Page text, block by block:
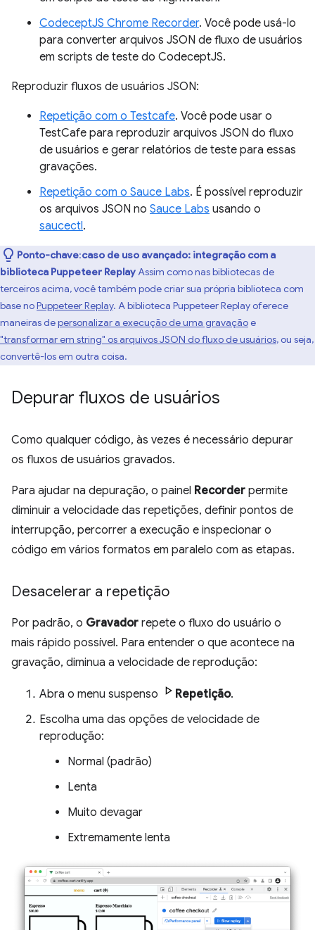
CodeceptJS Chrome Recorder. Você pode usá-lo
para converter arquivos JSON de fluxo de usuários
em scripts de teste do CodeceptJS.
Reproduzir fluxos de usuários JSON:
Repetição com o Testcafe. Você pode usar o
TestCafe para reproduzir arquivos JSON do fluxo
de usuários e gerar relatórios de teste para essas
gravações.
Repetição com o Sauce Labs. É possível reproduzir
os arquivos JSON no Sauce Labs usando o
saucectl.
Ponto-chave:caso de uso avançado: integração com a
biblioteca Puppeteer ReplayAssim como nas bibliotecas de
terceiros acima, você também pode criar sua própria biblioteca com
base noPuppeteer Replay. A biblioteca Puppeteer Replay oferece
maneiras depersonalizar a execução de uma gravaçãoe
"transformar em string" os arquivos JSON do fluxo de usuários, ou seja,
convertê-los em outra coisa.
Depurar fluxos de usuários
Como qualquer código, às vezes é necessário depurar
os fluxos de usuários gravados.
Para ajudar na depuração, o painel Recorder permite
diminuir a velocidade das repetições, definir pontos de
interrupção, percorrer a execução e inspecionar o
código em vários formatos em paralelo com as etapas.
Desacelerar a repetição
Por padrão, o Gravador repete o fluxo do usuário o
mais rápido possível. Para entender o que acontece na
gravação, diminua a velocidade de reprodução:
Abra o menu suspenso Repetição.
Escolha uma das opções de velocidade de
reprodução:
Normal (padrão)
Lenta
Muito devagar
Extremamente lenta